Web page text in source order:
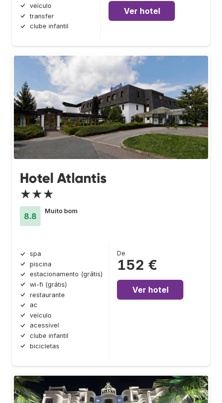
veículo
transfer
clube infantil
Ver hotel
Hotel Atlantis
★★★
8.8
Muito bom
spa
piscina
estacionamento (grátis)
wi-fi (grátis)
restaurante
ac
veículo
acessível
clube infantil
bicicletas
De
152 €
Ver hotel